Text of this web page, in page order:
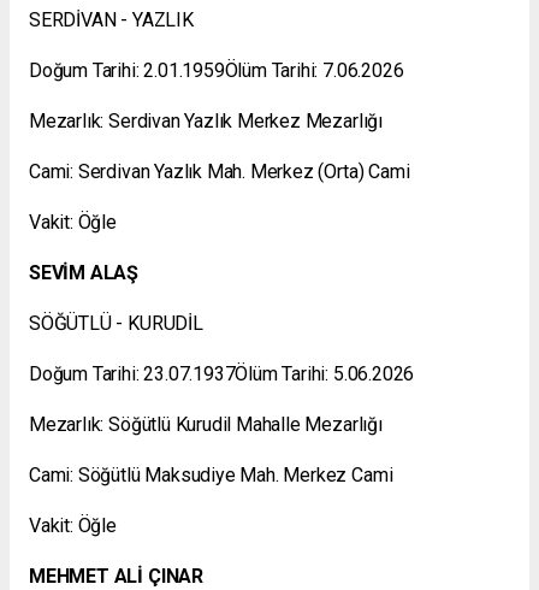
SERDİVAN - YAZLIK
Doğum Tarihi: 2.01.1959Ölüm Tarihi: 7.06.2026
Mezarlık: Serdivan Yazlık Merkez Mezarlığı
Cami: Serdivan Yazlık Mah. Merkez (Orta) Cami
Vakit: Öğle
SEVİM ALAŞ
SÖĞÜTLÜ - KURUDİL
Doğum Tarihi: 23.07.1937Ölüm Tarihi: 5.06.2026
Mezarlık: Söğütlü Kurudil Mahalle Mezarlığı
Cami: Söğütlü Maksudiye Mah. Merkez Cami
Vakit: Öğle
MEHMET ALİ ÇINAR